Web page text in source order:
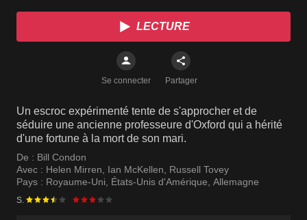
LECTURE
Se connecter Partager
Un escroc expérimenté tente de s'approcher et de
séduire une ancienne professeure d'Oxford qui a hérité
d'une fortune à la mort de son mari.
De : Bill Condon
Avec : Helen Mirren Ian McKellen
Russell Tovey
Pays : Royaume-Uni États-Unis d'Amérique Allemagne
S.